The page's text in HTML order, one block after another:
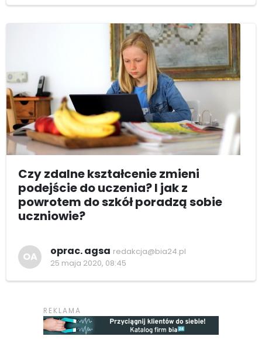
Czy zdalne kształcenie zmieni
podejście do uczenia? I jak z
powrotem do szkół poradzą sobie
uczniowie?
OA oprac. agsa redakcja@bia24.pl
25 maja 2020, 08:45